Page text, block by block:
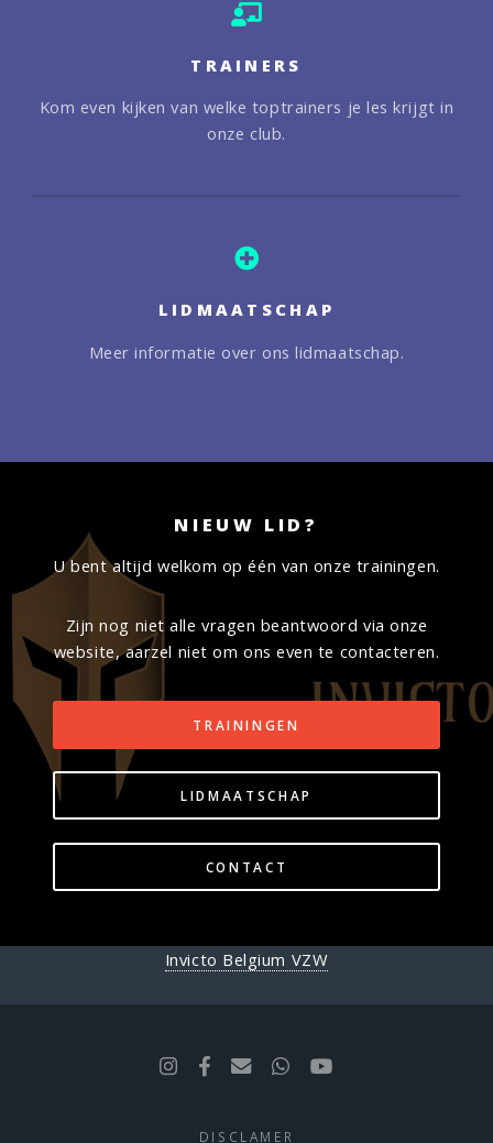
TRAINERS
Kom even kijken van welke toptrainers je les krijgt in
onze club.
LIDMAATSCHAP
Meer informatie over ons lidmaatschap.
NIEUW LID?
U bent altijd welkom op één van onze trainingen.
Zijn nog niet alle vragen beantwoord via onze
website, aarzel niet om ons even te contacteren.
TRAININGEN
LIDMAATSCHAP
CONTACT
Invicto Belgium VZW
DISCLAMER